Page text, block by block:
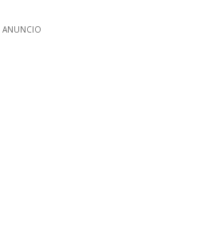
ANUNCIO